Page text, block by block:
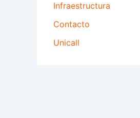
Infraestructura
Contacto
Unicall